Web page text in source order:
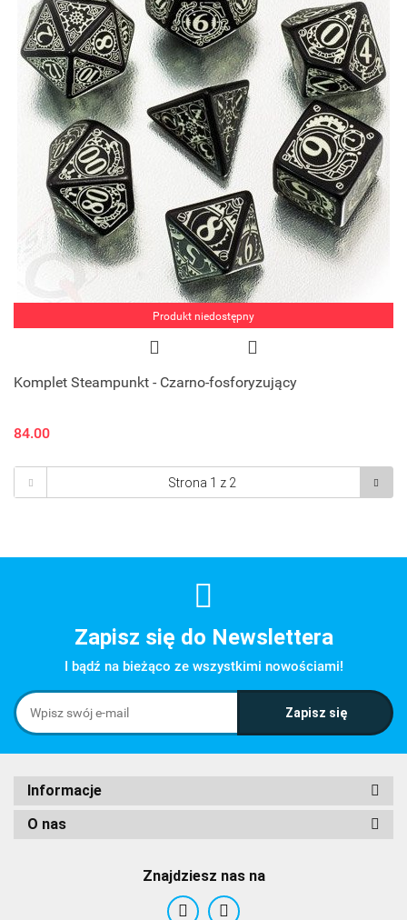
Produkt niedostępny
Komplet Steampunkt - Czarno-fosforyzujący
84.00
Zapisz się do Newslettera
I bądź na bieżąco ze wszystkimi nowościami!
Informacje
O nas
Znajdziesz nas na